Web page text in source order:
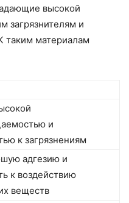
высокой
загрязнителям и
таким материалам
и
к загрязнениям
адгезию и
к воздействию
веществ